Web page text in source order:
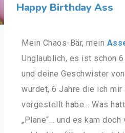
Happy Birthday Ass
Mein Chaos-Bär, mein
Unglaublich, es ist schon
und deine Geschwister
wurdet, 6 Jahre die ich
vorgestellt habe… Was
„Pläne“… und es kam